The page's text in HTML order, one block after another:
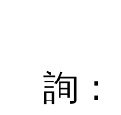
詢：